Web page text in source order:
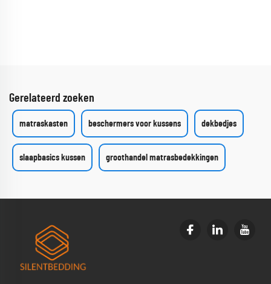
Gerelateerd zoeken
matraskasten beschermers voor kussens dekbedjes
slaapbasics kussen groothandel matrasbedekkingen